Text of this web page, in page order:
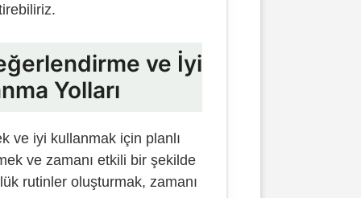
ve İyi
Yolları
ve iyi kullanmak için planlı
ve zamanı etkili bir şekilde
rutinler oluşturmak, zamanı